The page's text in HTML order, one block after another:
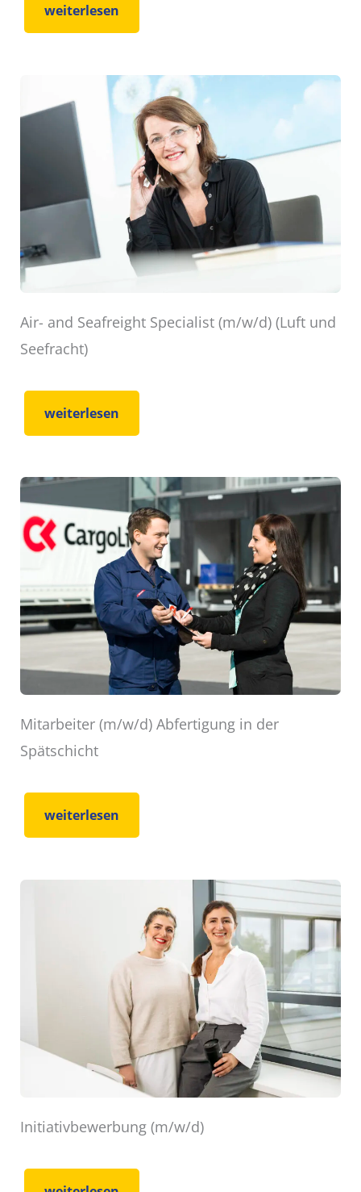
weiterlesen
Air- and Seafreight Specialist (m/w/d) (Luft und
Seefracht)
weiterlesen
Mitarbeiter (m/w/d) Abfertigung in der
Spätschicht
weiterlesen
Initiativbewerbung (m/w/d)